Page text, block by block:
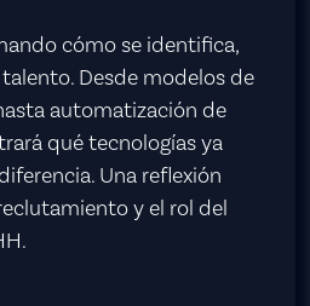
cómo se identifica,
Desde modelos de
automatización de
qué tecnologías ya
Una reflexión
y el rol del